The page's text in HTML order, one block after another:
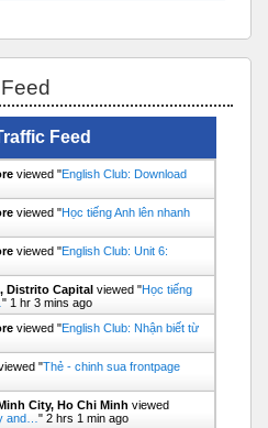
Feed
viewed "English Club: Download
viewed "Học tiếng Anh lên nhanh
viewed "English Club: Unit 6:
Distrito Capital viewed "Học tiếng
" 1 hr 3 mins ago
viewed "English Club: Nhận biết từ
"Thẻ - chinh sua frontpage
City, Ho Chi Minh viewed
and… " 2 hrs 1 min ago